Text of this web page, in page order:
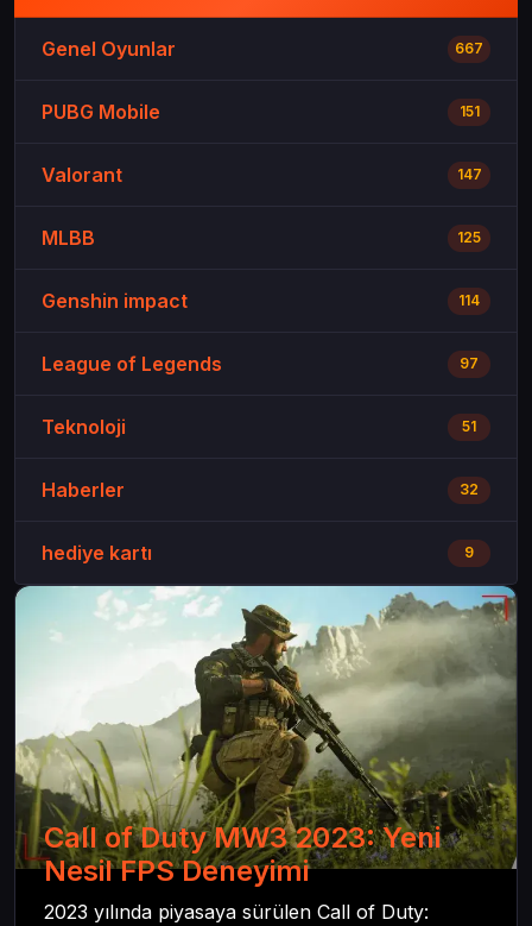
Genel Oyunlar 667
PUBG Mobile 151
Valorant 147
MLBB 125
Genshin impact 114
League of Legends 97
Teknoloji 51
Haberler 32
hediye kartı 9
Call of Duty MW3 2023: Yeni
Nesil FPS Deneyimi
2023 yılında piyasaya sürülen Call of Duty: